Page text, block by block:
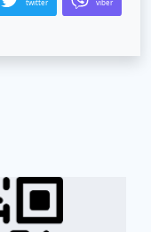
twitter viber